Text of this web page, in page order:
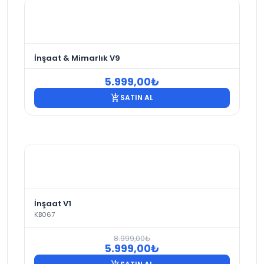
İnşaat & Mimarlık V9
5.999,00₺
add_shopping_cartSATIN AL
İnşaat V1
KB067
8.999,00₺
Orijinal
fiyat:
5.999,00₺